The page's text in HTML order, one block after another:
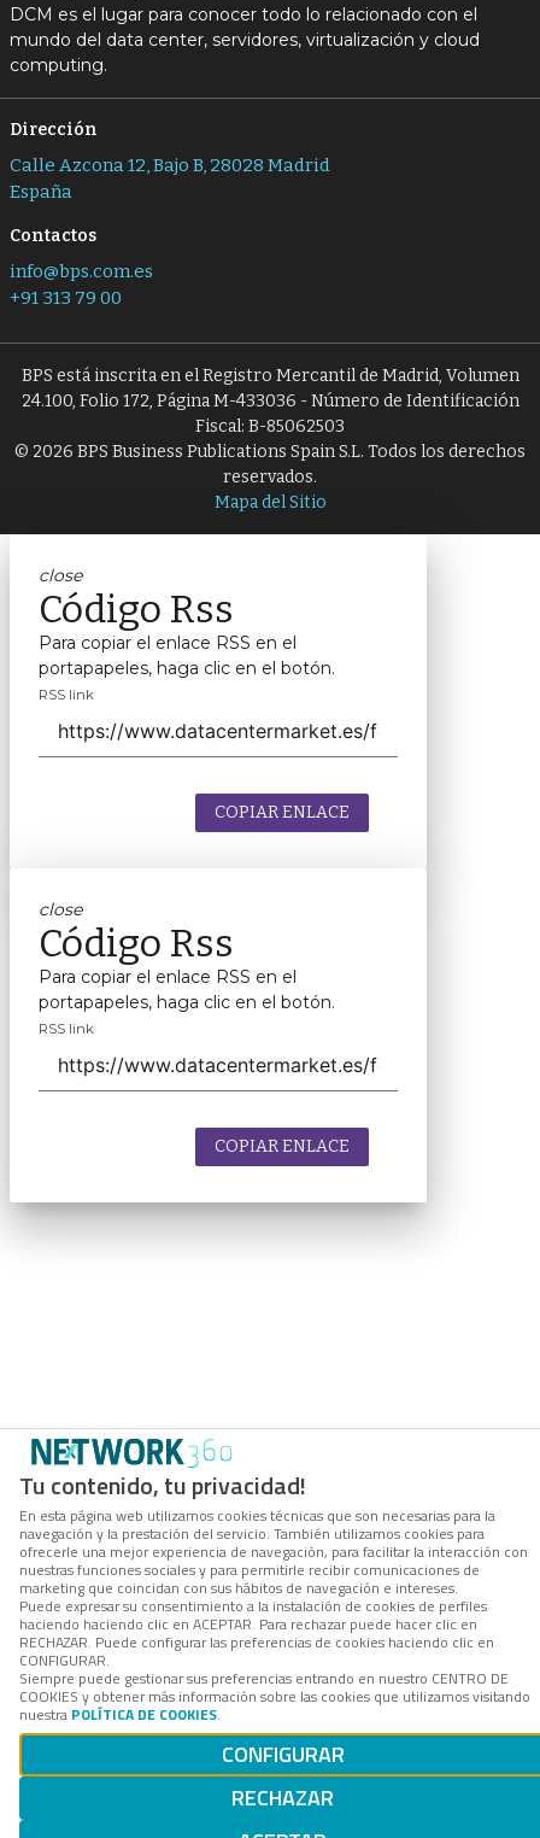
Tu contenido, tu privacidad!
En esta página web utilizamos cookies técnicas que son necesarias para la
navegación y la prestación del servicio. También utilizamos cookies para
ofrecerle una mejor experiencia de navegación, para facilitar la interacción con
nuestras funciones sociales y para permitirle recibir comunicaciones de
marketing que coincidan con sus hábitos de navegación e intereses.
Puede expresar su consentimiento a la instalación de cookies de perfiles
haciendo haciendo clic en ACEPTAR. Para rechazar puede hacer clic en
RECHAZAR. Puede configurar las preferencias de cookies haciendo clic en
CONFIGURAR.
Siempre puede gestionar sus preferencias entrando en nuestro CENTRO DE
COOKIES y obtener más información sobre las cookies que utilizamos visitando
nuestra POLÍTICA DE COOKIES.
CONFIGURAR
RECHAZAR
DCM es el lugar para conocer todo lo relacionado con el
mundo del data center, servidores, virtualización y cloud
computing.
Dirección
Calle Azcona 12, Bajo B, 28028 Madrid
España
Contactos
info@bps.com.es
+91 313 79 00
BPS está inscrita en el Registro Mercantil de Madrid, Volumen
24.100, Folio 172, Página M-433036 - Número de Identificación
Fiscal: B-85062503
© 2026 BPS Business Publications Spain S.L. Todos los derechos
reservados.
Mapa del Sitio
close
Código Rss
Para copiar el enlace RSS en el
portapapeles, haga clic en el botón.
RSS link
COPIAR ENLACE
close
Código Rss
Para copiar el enlace RSS en el
portapapeles, haga clic en el botón.
RSS link
COPIAR ENLACE